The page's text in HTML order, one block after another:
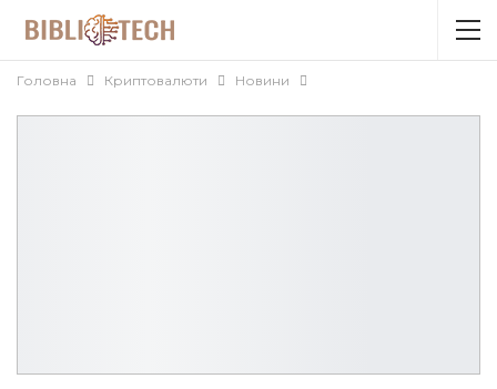
Головна Криптовалюти Новини